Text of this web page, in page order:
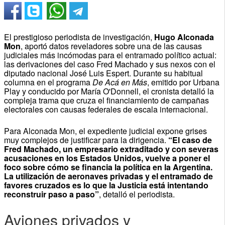
El prestigioso periodista de investigación, Hugo Alconada
Mon, aportó datos reveladores sobre una de las causas
judiciales más incómodas para el entramado político actual:
las derivaciones del caso Fred Machado y sus nexos con el
diputado nacional José Luis Espert. Durante su habitual
columna en el programaDe Acá en Más, emitido por Urbana
Play y conducido por María O'Donnell, el cronista detalló la
compleja trama que cruza el financiamiento de campañas
electorales con causas federales de escala internacional.
Para Alconada Mon, el expediente judicial expone grises
muy complejos de justificar para la dirigencia. “El caso de
Fred Machado, un empresario extraditado y con severas
acusaciones en los Estados Unidos, vuelve a poner el
foco sobre cómo se financia la política en la Argentina.
La utilización de aeronaves privadas y el entramado de
favores cruzados es lo que la Justicia está intentando
reconstruir paso a paso”, detalló el periodista.
Aviones privados y